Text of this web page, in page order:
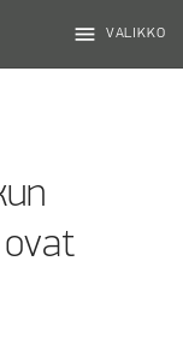
menu VALIKKO